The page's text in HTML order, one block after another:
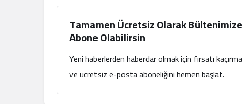
Tamamen Ücretsiz Olarak Bültenimize
Abone Olabilirsin
Yeni haberlerden haberdar olmak için fırsatı kaçırma
ve ücretsiz e-posta aboneliğini hemen başlat.